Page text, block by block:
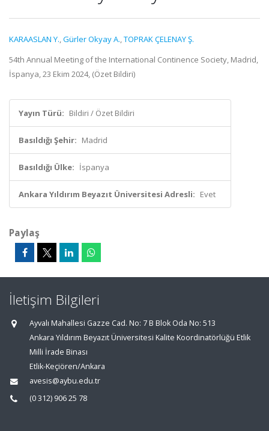
KARAASLAN Y.,Gürler Okyay A.,TOPRAK ÇELENAY Ş.
54th Annual Meeting of the International Continence Society, Madrid,
İspanya, 23 Ekim 2024, (Özet Bildiri)
Yayın Türü: Bildiri / Özet Bildiri
Basıldığı Şehir: Madrid
Basıldığı Ülke: İspanya
Ankara Yıldırım Beyazıt Üniversitesi Adresli: Evet
Paylaş
İletişim Bilgileri
Ayvalı Mahallesi Gazze Cad. No: 7 B Blok Oda No: 513
Ankara Yıldırım Beyazıt Üniversitesi Kalite Koordinatörlüğü Etlik
Milli İrade Binası
Etlik-Keçiören/Ankara
avesis@aybu.edu.tr
(0 312) 906 25 78